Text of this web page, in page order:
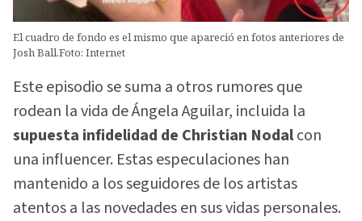
El cuadro de fondo es el mismo que apareció en fotos anteriores de
Josh Ball.Foto: Internet
Este episodio se suma a otros rumores que
rodean la vida de Ángela Aguilar, incluida la
supuesta infidelidad de Christian Nodalcon
una influencer. Estas especulaciones han
mantenido a los seguidores de los artistas
atentos a las novedades en sus vidas personales.